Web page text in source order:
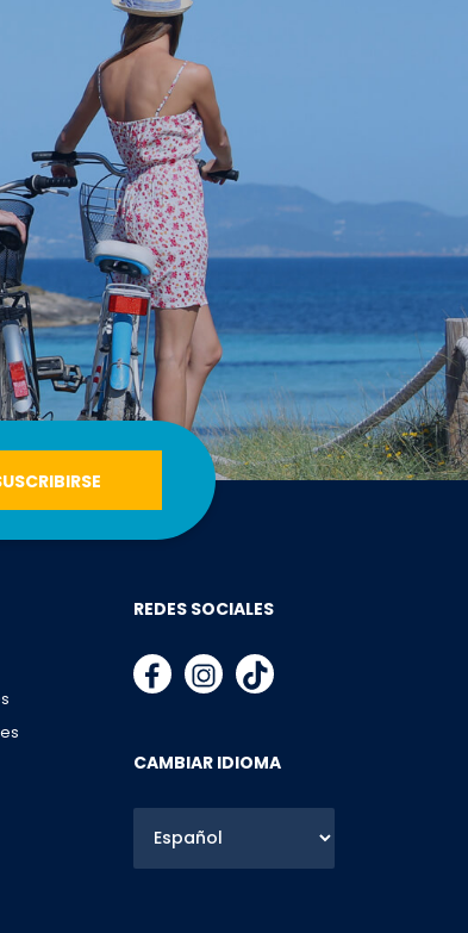
REDES SOCIALES
CAMBIAR IDIOMA